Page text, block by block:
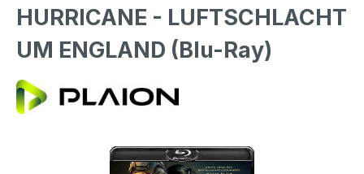
HURRICANE - LUFTSCHLACHT
UM ENGLAND (Blu-Ray)
Bildergalerie überspringen